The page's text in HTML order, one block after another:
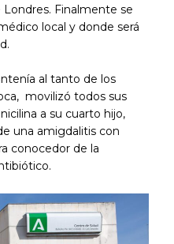
Finalmente se
local y donde será
al tanto de los
movilizó todos sus
a su cuarto hijo,
una amigdalitis con
conocedor de la